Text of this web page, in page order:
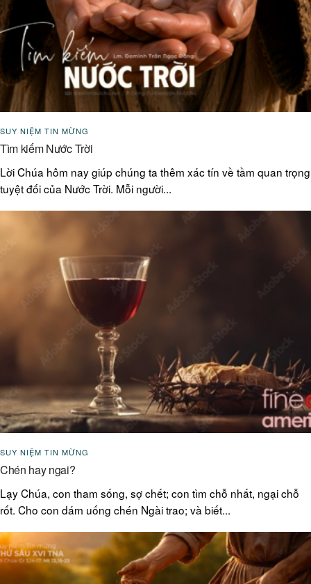
SUY NIỆM TIN MỪNG
Tìm kiếm Nước Trời
Lời Chúa hôm nay giúp chúng ta thêm xác tín về tầm quan trọng
tuyệt đối của Nước Trời. Mỗi người...
SUY NIỆM TIN MỪNG
Chén hay ngai?
Lạy Chúa, con tham sống, sợ chết; con tìm chỗ nhất, ngại chỗ
rốt. Cho con dám uống chén Ngài trao; và biết...